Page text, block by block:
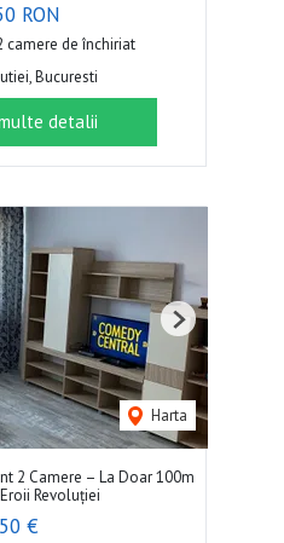
RON
camere de închiriat
Bucuresti
detalii
Harta
Next
2 Camere – La Doar 100m
Revoluției
€